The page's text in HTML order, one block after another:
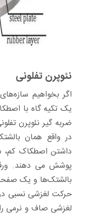
نئوپرن تفلونی
اگر بخواهیم
یک تکیه گاه با
ضربه گیر نئوپرن
در واقع همان
داشتن اصطکاک کم،
بالشتک‌ها و یک
حرکت لغزشی نسبی
لغزشی صاف و نرمی